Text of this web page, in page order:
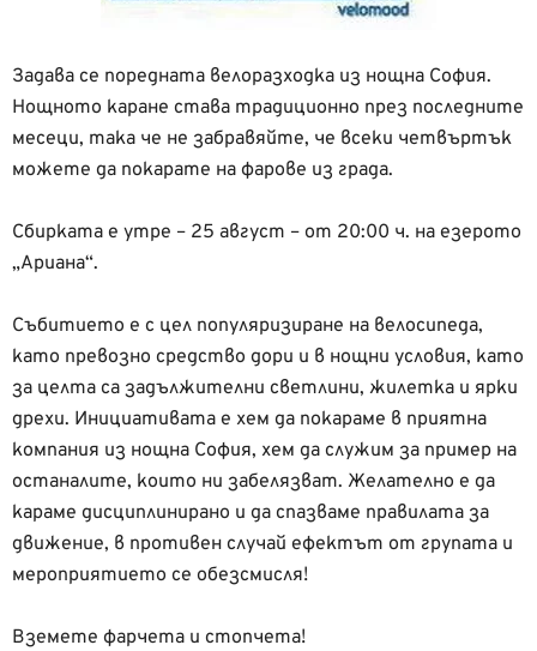
Задава се поредната велоразходка из нощна София.
Нощното каране става традиционно през последните
месеци, така че не забравяйте, че всеки четвъртък
можете да покарате на фарове из града.
Сбирката е утре – 25 август – от 20:00 ч. на езерото
„Ариана“.
Събитието е с цел популяризиране на велосипеда,
като превозно средство дори и в нощни условия, като
за целта са задължителни светлини, жилетка и ярки
дрехи. Инициативата е хем да покараме в приятна
компания из нощна София, хем да служим за пример на
останалите, които ни забелязват. Желателно е да
караме дисциплинирано и да спазваме правилата за
движение, в противен случай ефектът от групата и
мероприятието се обезсмисля!
Вземете фарчета и стопчета!